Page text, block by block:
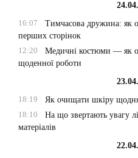
16:07
Тимчасова дружина: як
перших сторінок
12:20
Медичні костюми — як
щоденної роботи
18:19
Як очищати шкіру щодня
18:10
На що звертають увагу
матеріалів